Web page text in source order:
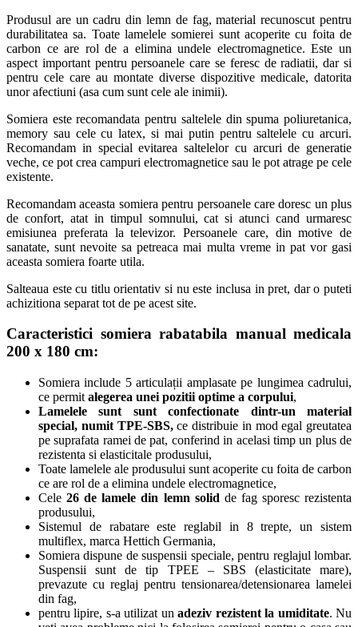
Produsul are un cadru din lemn de fag, material recunoscut pentru
durabilitatea sa. Toate lamelele somierei sunt acoperite cu foita de
carbon ce are rol de a elimina undele electromagnetice. Este un
aspect important pentru persoanele care se feresc de radiatii, dar si
pentru cele care au montate diverse dispozitive medicale, datorita
unor afectiuni (asa cum sunt cele ale inimii).
Somiera este recomandata pentru saltelele din spuma poliuretanica,
memory sau cele cu latex, si mai putin pentru saltelele cu arcuri.
Recomandam in special evitarea saltelelor cu arcuri de generatie
veche, ce pot crea campuri electromagnetice sau le pot atrage pe cele
existente.
Recomandam aceasta somiera pentru persoanele care doresc un plus
de confort, atat in timpul somnului, cat si atunci cand urmaresc
emisiunea preferata la televizor. Persoanele care, din motive de
sanatate, sunt nevoite sa petreaca mai multa vreme in pat vor gasi
aceasta somiera foarte utila.
Salteaua este cu titlu orientativ si nu este inclusa in pret, dar o puteti
achizitiona separat tot de pe acest site.
Caracteristici somiera rabatabila manual medicala
200 x 180 cm:
Somiera include 5 articulații amplasate pe lungimea cadrului,
ce permit alegerea unei pozitii optime a corpului,
Lamelele sunt sunt confectionate dintr-un material
special, numit TPE-SBS,ce distribuie in mod egal greutatea
pe suprafata ramei de pat, conferind in acelasi timp un plus de
rezistenta si elasticitale produsului,
Toate lamelele ale produsului sunt acoperite cu foita de carbon
ce are rol de a elimina undele electromagnetice,
Cele26 de lamele din lemn solid de fag sporesc rezistenta
produsului,
Sistemul de rabatare este reglabil in 8 trepte, un sistem
multiflex, marca Hettich Germania,
Somiera dispune de suspensii speciale, pentru reglajul lombar.
Suspensii sunt de tip TPEE – SBS (elasticitate mare),
prevazute cu reglaj pentru tensionarea/detensionarea lamelei
din fag,
pentru lipire, s-a utilizat unadeziv rezistent la umiditate. Nu